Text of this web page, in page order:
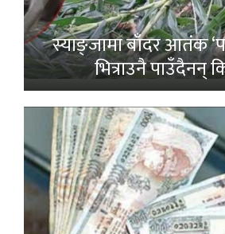
स्याङ्जामा बाँदर आतंक
भित्राउनै पाउँदैनन्